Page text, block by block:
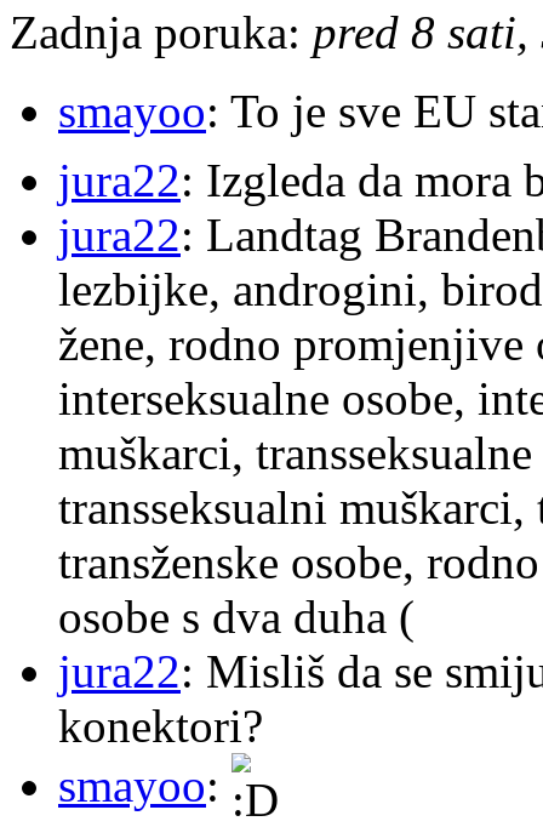
Zadnja poruka: pred 8
smayoo: To je sve EU
jura22: Izgleda da mora
jura22: Landtag
lezbijke, androgini,
žene, rodno
interseksualne osobe,
muškarci,
transseksualni muškarci,
transženske osobe,
osobe s dva duha (
jura22: Misliš da se
konektori?
smayoo: